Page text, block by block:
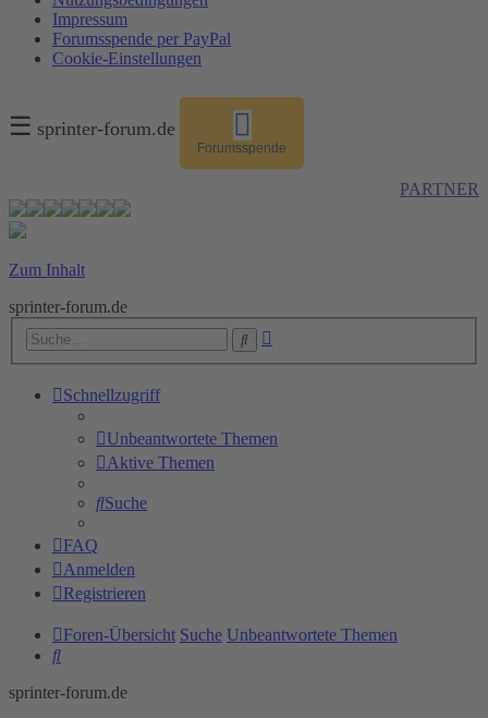
Impressum
Forumsspende per PayPal
Cookie-Einstellungen
☰ sprinter-forum.de
Forumsspende
PARTNER
Zum Inhalt
sprinter-forum.de
Suche
Schnellzugriff
Unbeantwortete Themen
Aktive Themen
Suche
FAQ
Anmelden
Registrieren
Foren-Übersicht Suche Unbeantwortete Themen
Suche
sprinter-forum.de